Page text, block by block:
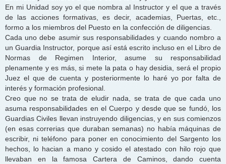
En mi Unidad soy yo el que nombra al Instructor y el que a través
de las acciones formativas, es decir, academias, Puertas, etc.,
formo a los miembros del Puesto en la confección de diligencias.
Cada uno debe asumir sus responsabilidades y cuando nombro a
un Guardia Instructor, porque así está escrito incluso en el Libro de
Normas de Regimen Interior, asume su responsabilidad
plenamente y es más, si mete la pata o hay desidia, será el propio
Juez el que de cuenta y posteriormente lo haré yo por falta de
interés y formación profesional.
Creo que no se trata de eludir nada, se trata de que cada uno
asuma responsabilidades en el Cuerpo y desde que se fundó, los
Guardias Civiles llevan instruyendo diligencias, y en sus comienzos
(en esas correrias que duraban semanas) no había máquinas de
escribir, ni teléfono para poner en conocimiento del Sargento los
hechos, lo hacian a mano y cosido el atestado con hilo rojo que
llevaban en la famosa Cartera de Caminos, dando cuenta